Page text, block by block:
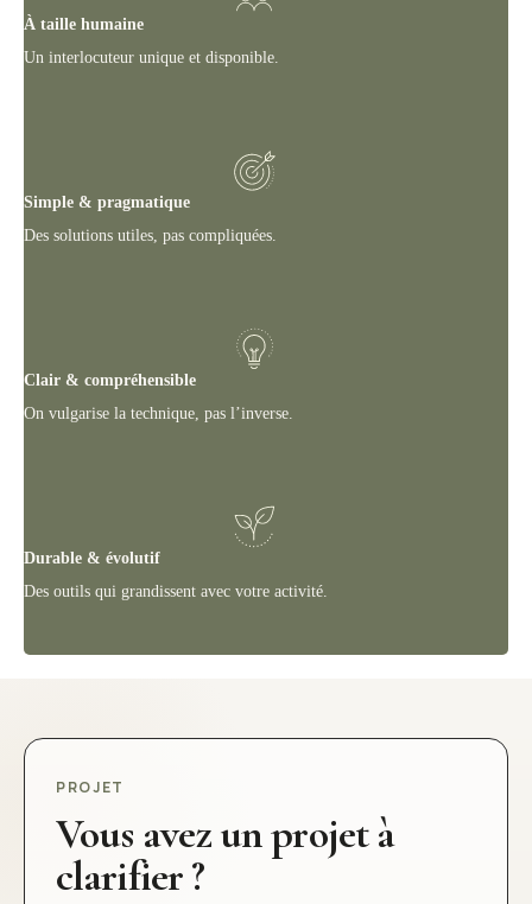
À taille humaine
Un interlocuteur unique et disponible.
Simple & pragmatique
Des solutions utiles, pas compliquées.
Clair & compréhensible
On vulgarise la technique, pas l’inverse.
Durable & évolutif
Des outils qui grandissent avec votre activité.
PROJET
Vous avez un projet à
clarifier ?